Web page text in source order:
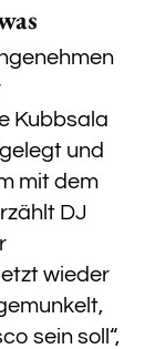
Kubbsala
und
mit dem
DJ
wieder
sein soll“,